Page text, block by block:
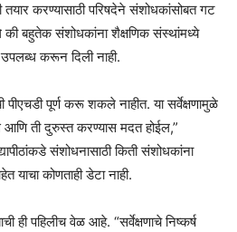
तयार करण्यासाठी परिषदेने संशोधकांसोबत गट
बहुतेक संशोधकांना शैक्षणिक संस्थांमध्ये
करून दिली नाही.
पूर्ण करू शकले नाहीत. या सर्वेक्षणामुळे
आणि ती दुरुस्त करण्यास मदत होईल,”
संशोधनासाठी किती संशोधकांना
याचा कोणताही डेटा नाही.
ही पहिलीच वेळ आहे. “सर्वेक्षणाचे निष्कर्ष